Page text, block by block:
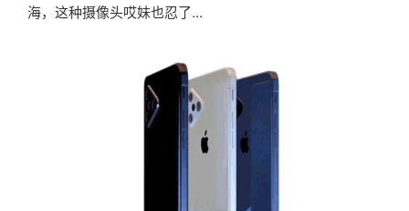
海，这种摄像头哎妹也忍了...